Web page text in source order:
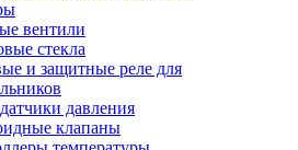
вентили
стекла
и защитные реле для
давления
клапаны